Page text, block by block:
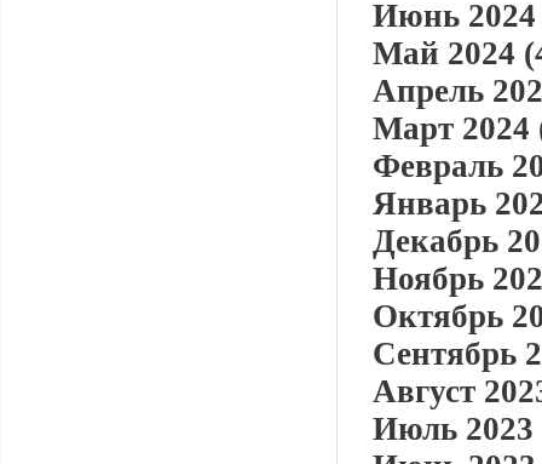
Июнь 2024
Май 2024
Апрель
Март 2024
Февраль
Январь
Декабрь
Ноябрь
Октябрь
Сентябрь
Август
Июль 2023